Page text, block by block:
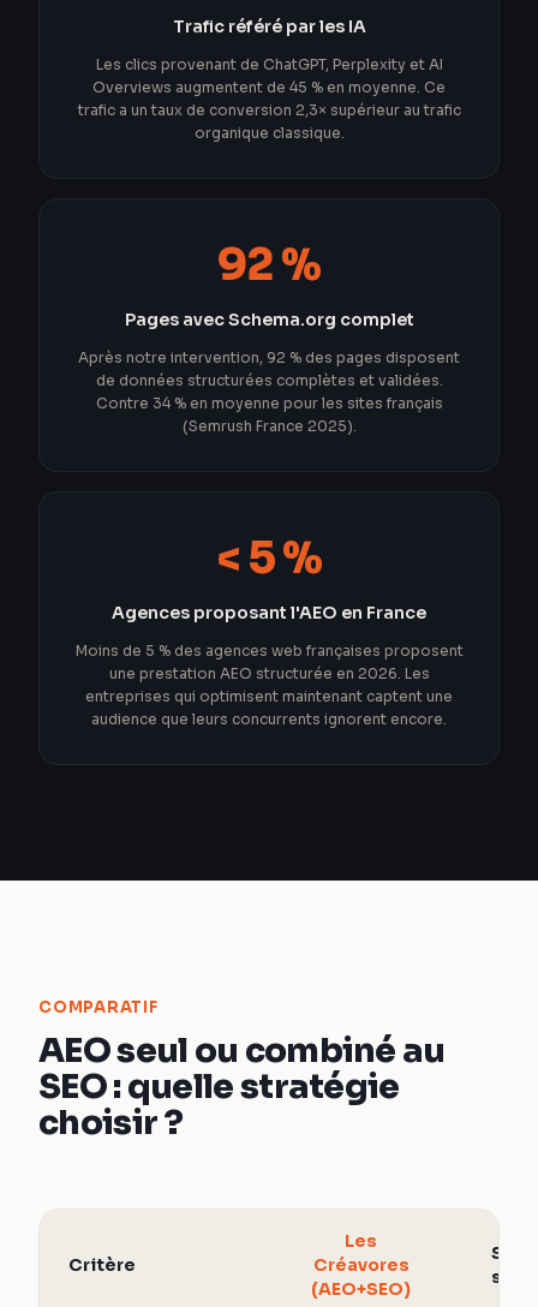
Trafic référé par les IA
Les clics provenant de ChatGPT, Perplexity et AI
Overviews augmentent de 45 % en moyenne. Ce
trafic a un taux de conversion 2,3× supérieur au trafic
organique classique.
92 %
Pages avec Schema.org complet
Après notre intervention, 92 % des pages disposent
de données structurées complètes et validées.
Contre 34 % en moyenne pour les sites français
(Semrush France 2025).
< 5 %
Agences proposant l'AEO en France
Moins de 5 % des agences web françaises proposent
une prestation AEO structurée en 2026. Les
entreprises qui optimisent maintenant captent une
audience que leurs concurrents ignorent encore.
COMPARATIF
AEO seul ou combiné au
SEO : quelle stratégie
choisir ?
Critère
Les
Créavores
(AEO+SEO)
SEO
seul